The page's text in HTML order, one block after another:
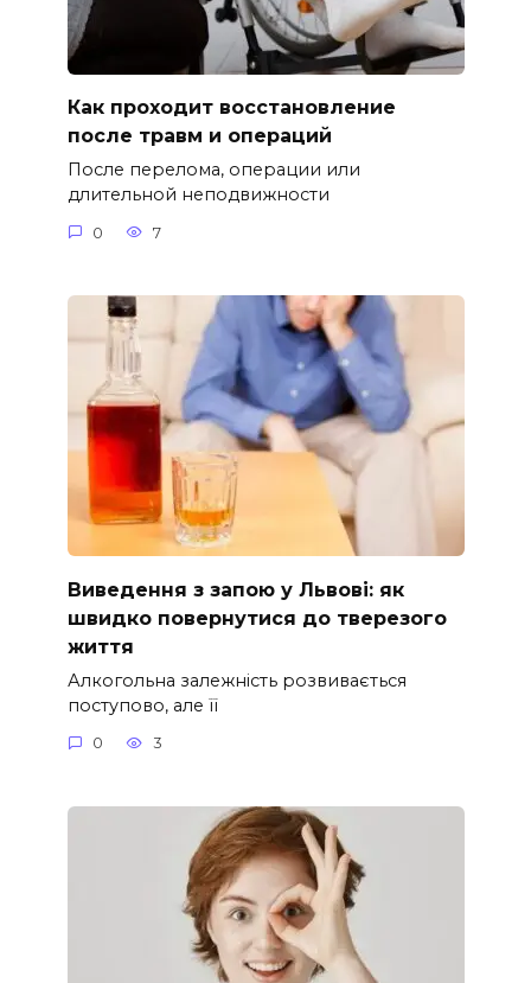
Как проходит восстановление
после травм и операций
После перелома, операции или
длительной неподвижности
0 7
Виведення з запою у Львові: як
швидко повернутися до тверезого
життя
Алкогольна залежність розвивається
поступово, але її
0 3